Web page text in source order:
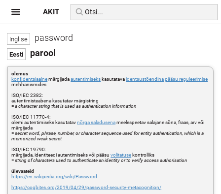
password
parool
olemus
konfidentsiaalnemärgijadaautentimiseks kasutatavaidentsustõendinapääsu reguleerimise
mehhanismides
ISO/IEC 2382:
autentimisteabena kasutatav märgistring
=a character string that is used as authentication information
ISO/IEC 11770-4:
olemi autentimiseks kasutatavnõrga saladusenameelespeetav salajane sõna, fraas, arv või
märgijada
=secret word, phrase, number, or character sequence used for entity authentication, which is a
memorized weak secret
ISO/IEC 19790:
märgijada, identiteedi autentimiseks või pääsuvolitatuse kontrolliks
=string of characters used to authenticate an identity or to verify access authorisation
ülevaateid
https://en.wikipedia.org/wiki/Password
https://cogbites.org/2019/04/29/password-security-metacognition/
AKIT